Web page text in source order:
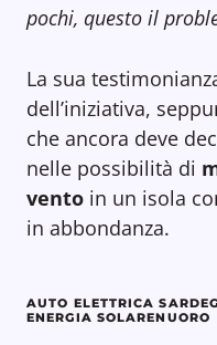
pochi, questo il
La sua
dell’iniziativa,
che ancora deve
nelle possibilità di
vento in un isola
in abbondanza.
AUTO ELETTRICA
ENERGIA SOLARENUORO